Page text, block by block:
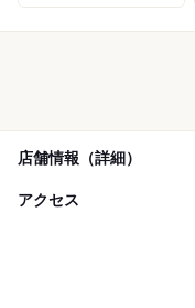
店舗情報（詳細）
アクセス